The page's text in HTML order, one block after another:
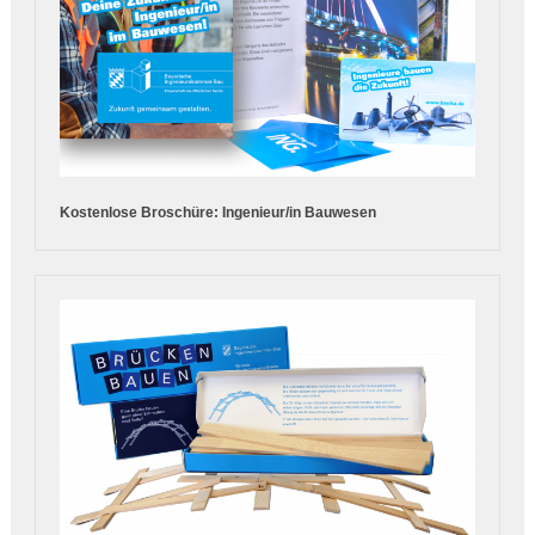
Kostenlose Broschüre: Ingenieur/in Bauwesen